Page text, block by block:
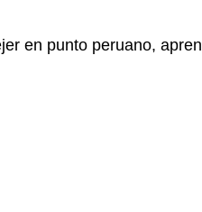
en punto peruano,